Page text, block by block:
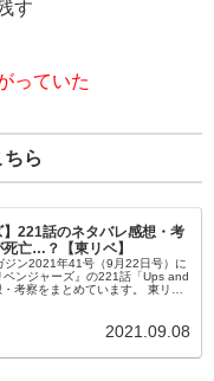
す
っていた
ら
】221話のネタバレ感想・考
亡…？【東リベ】
ジン2021年41号（9月22日号）に
ンジャーズ』の221話「Ups and
考察をまとめています。 東リベ
2021.09.08